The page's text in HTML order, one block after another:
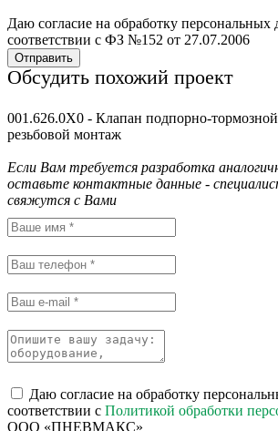
Даю согласие на обработку персональных
соответствии с ФЗ №152 от 27.07.2006
Отправить
Обсудить похожий проект
001.626.0X0 - Клапан подпорно-
резьбовой монтаж
Если Вам требуется разработка
оставьте контактные данные -
свяжутся с Вами
Даю согласие на обработку
соответствии с Политикой обработки
ООО «ПНЕВМАКС»